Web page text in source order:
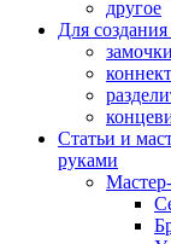
другое
Для
замочки
Статьи и
руками